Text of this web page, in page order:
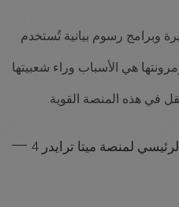
شهيرة وبرامج رسوم بيانية تُستخدم
هي الأسباب وراء شعبيتها
في هذه المنصة القوية.
لمنصة ميتا ترايدر 4